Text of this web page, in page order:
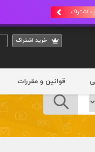
اشتراک
خريد اشتراک
قوانین و مقررات